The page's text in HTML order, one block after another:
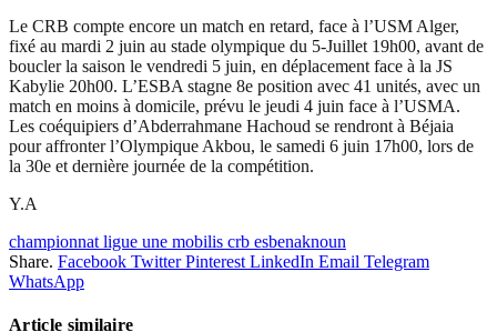
Le CRB compte encore un match en retard, face à l’USM Alger,
fixé au mardi 2 juin au stade olympique du 5-Juillet 19h00, avant de
boucler la saison le vendredi 5 juin, en déplacement face à la JS
Kabylie 20h00. L’ESBA stagne 8e position avec 41 unités, avec un
match en moins à domicile, prévu le jeudi 4 juin face à l’USMA.
Les coéquipiers d’Abderrahmane Hachoud se rendront à Béjaia
pour affronter l’Olympique Akbou, le samedi 6 juin 17h00, lors de
la 30e et dernière journée de la compétition.
Y.A
championnat ligue une mobilis crb esbenaknoun
Share. Facebook Twitter Pinterest LinkedIn Email Telegram
WhatsApp
Article similaire